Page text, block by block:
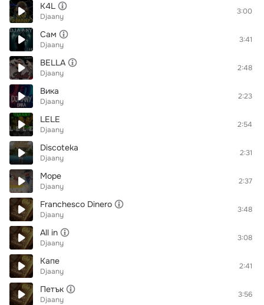
K4L
Djaany
3:00
Сам
Djaany
3:41
BELLA
Djaany
2:48
Вика
Djaany
2:23
LELE
Djaany
2:54
Discoteka
Djaany
2:31
Море
Djaany
2:37
Franchesco Dinero
Djaany
3:48
All in
Djaany
3:08
Капе
Djaany
2:41
Петък
Djaany
3:56